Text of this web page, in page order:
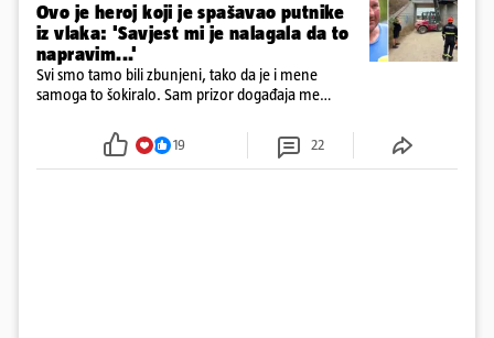
Ovo je heroj koji je spašavao putnike
iz vlaka: 'Savjest mi je nalagala da to
napravim...'
Svi smo tamo bili zbunjeni, tako da je i mene
samoga to šokiralo. Sam prizor događaja me
19 22